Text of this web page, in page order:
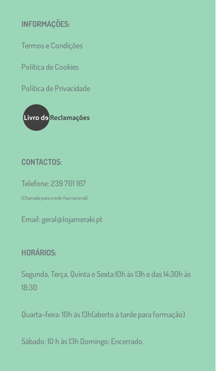
INFORMAÇÕES:
Termos e Condições
Política de Cookies
Política de Privacidade
CONTACTOS:
Telefone: 239 701 167
(Chamada para a rede fixa nacional)
Email: geral@lojameraki.pt
HORÁRIOS:
Segunda, Terça, Quinta e Sexta:10h às 13h e das 14:30h às
18:30
Quarta–feira: 10h às 13h(aberto à tarde para formação)
Sábado: 10 h às 13h Domingo: Encerrado.